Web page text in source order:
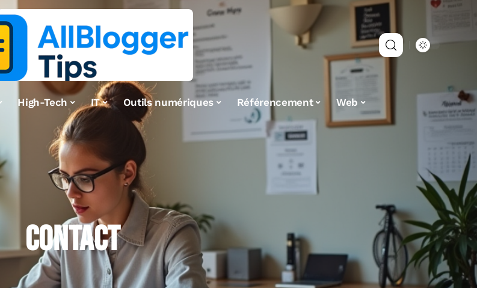
High-Tech IT Outils numériques Référencement Web
CONTACT